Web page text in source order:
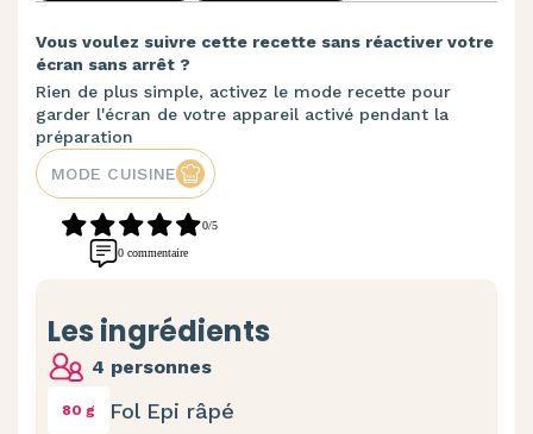
Vous voulez suivre cette recette sans réactiver votre
écran sans arrêt ?
Rien de plus simple, activez le mode recette pour
garder l'écran de votre appareil activé pendant la
préparation
MODE CUISINE
0/5
0 commentaire
Les ingrédients
4 personnes
80 g Fol Epi râpé